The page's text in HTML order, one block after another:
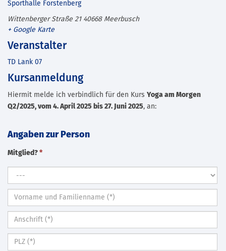
Sporthalle Forstenberg
Wittenberger Straße 21 40668 Meerbusch
+ Google Karte
Veranstalter
TD Lank 07
Kursanmeldung
Hiermit melde ich verbindlich für den Kurs Yoga am Morgen
Q2/2025, vom 4. April 2025 bis 27. Juni 2025, an:
Angaben zur Person
Mitglied? *